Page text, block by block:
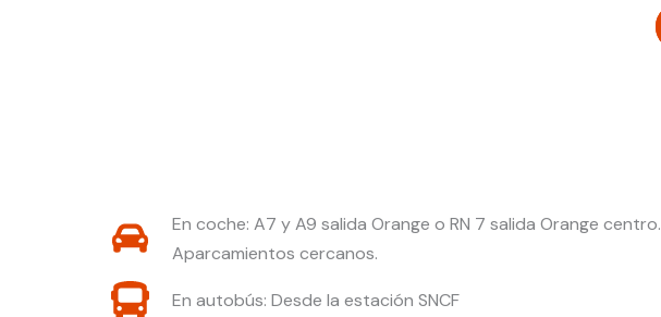
En coche: A7 y A9 salida Orange o RN 7 salida Orange centro.
Aparcamientos cercanos.
En autobús: Desde la estación SNCF